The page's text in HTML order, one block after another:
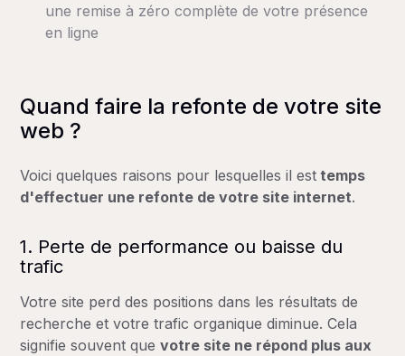
une remise à zéro complète de votre présence
en ligne
Quand faire la refonte de votre site
web ?
Voici quelques raisons pour lesquelles il est temps
d'effectuer une refonte de votre site internet.
1. Perte de performance ou baisse du
trafic
Votre site perd des positions dans les résultats de
recherche et votre trafic organique diminue. Cela
signifie souvent quevotre site ne répond plus aux